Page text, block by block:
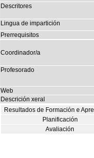
Descritores
Lingua de impartición
Prerrequisitos
Coordinador/a
Profesorado
Web
Descrición xeral
Resultados de Formación e
Planificación
Avaliación